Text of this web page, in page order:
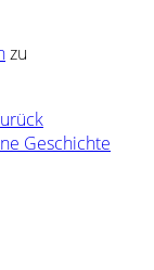
zu
Geschichte